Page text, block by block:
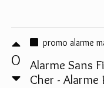
0
promo alarme
Alarme Sans
Cher - Alarme